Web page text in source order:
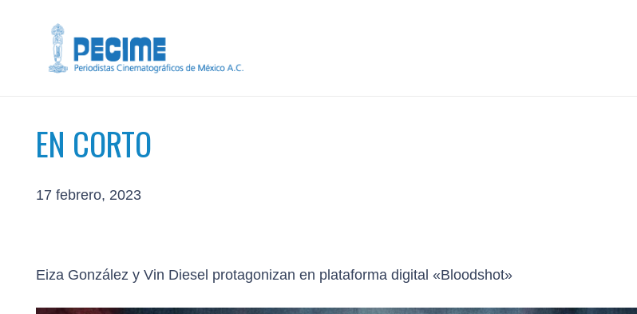
EN CORTO
17 febrero, 2023
Eiza González y Vin Diesel protagonizan en plataforma digital «Bloodshot»